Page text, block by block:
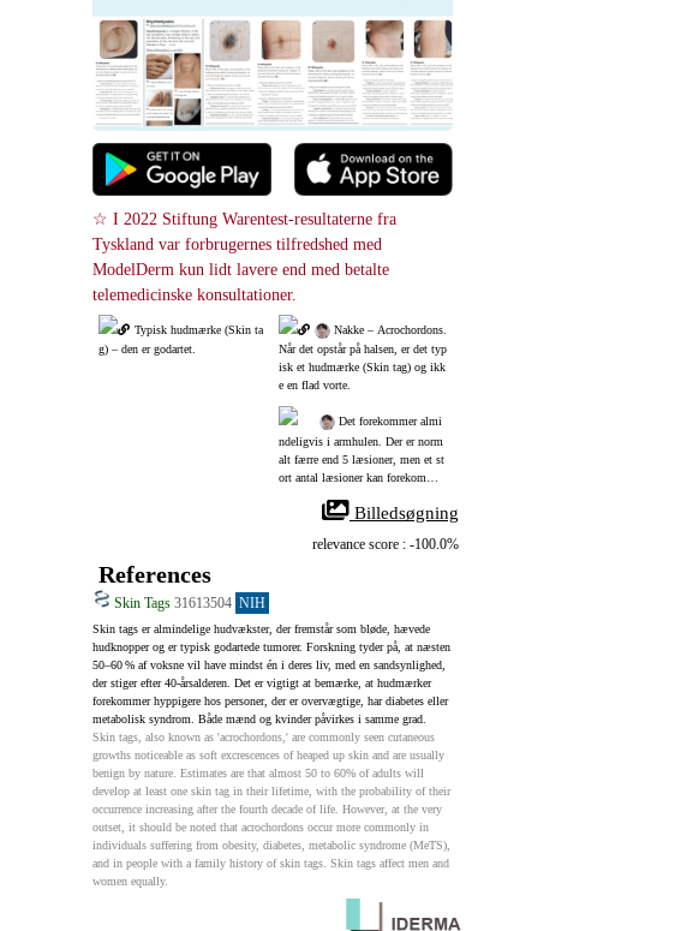
☆ I 2022 Stiftung Warentest-resultaterne fra
Tyskland var forbrugernes tilfredshed med
ModelDerm kun lidt lavere end med betalte
telemedicinske konsultationer.
Typisk hudmærke (Skin ta
g) – den er godartet.
Nakke – Acrochordons.
Når det opstår på halsen, er det typ
isk et hudmærke (Skin tag) og ikk
e en flad vorte.
Det forekommer almi
ndeligvis i armhulen. Der er norm
alt færre end 5 læsioner, men et st
ort antal læsioner kan forekomme
Billedsøgning
relevance score : -100.0%
References
Skin Tags 31613504 NIH
Skin tags er almindelige hudvækster, der fremstår som bløde, hævede
hudknopper og er typisk godartede tumorer. Forskning tyder på, at næsten
50–60 % af voksne vil have mindst én i deres liv, med en sandsynlighed,
der stiger efter 40‑årsalderen. Det er vigtigt at bemærke, at hudmærker
forekommer hyppigere hos personer, der er overvægtige, har diabetes eller
metabolisk syndrom. Både mænd og kvinder påvirkes i samme grad.
Skin tags, also known as 'acrochordons,' are commonly seen cutaneous
growths noticeable as soft excrescences of heaped up skin and are usually
benign by nature. Estimates are that almost 50 to 60% of adults will
develop at least one skin tag in their lifetime, with the probability of their
occurrence increasing after the fourth decade of life. However, at the very
outset, it should be noted that acrochordons occur more commonly in
individuals suffering from obesity, diabetes, metabolic syndrome (MeTS),
and in people with a family history of skin tags. Skin tags affect men and
women equally.